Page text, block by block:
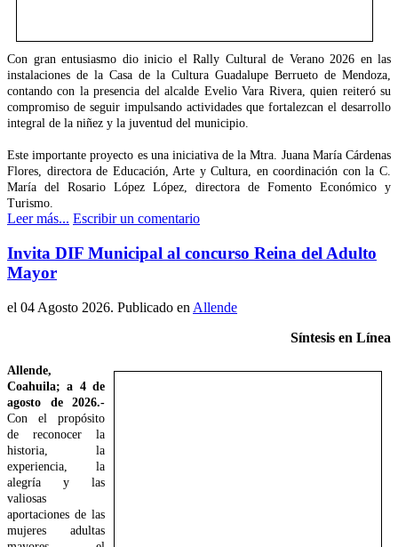
Con gran entusiasmo dio inicio el Rally Cultural de Verano 2026 en las
instalaciones de la Casa de la Cultura Guadalupe Berrueto de Mendoza,
contando con la presencia del alcalde Evelio Vara Rivera, quien reiteró su
compromiso de seguir impulsando actividades que fortalezcan el desarrollo
integral de la niñez y la juventud del municipio.
Este importante proyecto es una iniciativa de la Mtra. Juana María Cárdenas
Flores, directora de Educación, Arte y Cultura, en coordinación con la C.
María del Rosario López López, directora de Fomento Económico y
Turismo.
Leer más... Escribir un comentario
Invita DIF Municipal al concurso Reina del Adulto
Mayor
el 04 Agosto 2026. Publicado en Allende
Síntesis en Línea
Allende,
Coahuila; a 4 de
agosto de 2026.-
Con el propósito
de reconocer la
historia, la
experiencia, la
alegría y las
valiosas
aportaciones de las
mujeres adultas